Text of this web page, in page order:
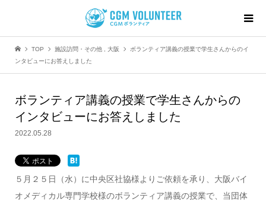
TOP 施設訪問・その他 大阪
ボランティア講義の授業で学生さんからのイ
ンタビューにお答えしました
ボランティア講義の授業で学生さんからの
インタビューにお答えしました
2022.05.28
５月２５日（水）に中央区社協様よりご依頼を承り、大阪バイ
オメディカル専門学校様のボランティア講義の授業で、当団体